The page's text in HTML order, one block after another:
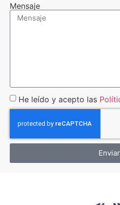
Mensaje
He leído y acepto las
Enviar